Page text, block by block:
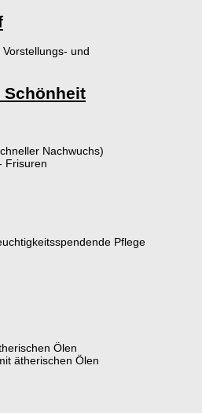
und
Schönheit
Nachwuchs)
Frisuren
Pflege
Ölen
ätherischen Ölen